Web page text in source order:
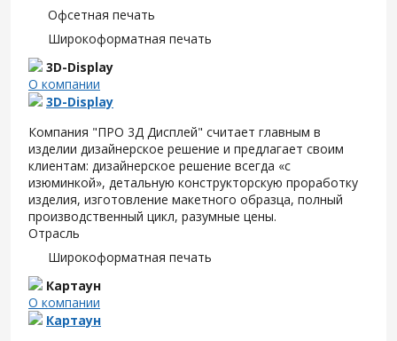
Офсетная печать
Широкоформатная печать
3D-Display
О компании
3D-Display
Компания "ПРО 3Д Дисплей" считает главным в
изделии дизайнерское решение и предлагает своим
клиентам: дизайнерское решение всегда «с
изюминкой», детальную конструкторскую проработку
изделия, изготовление макетного образца, полный
производственный цикл, разумные цены.
Отрасль
Широкоформатная печать
Картаун
О компании
Картаун